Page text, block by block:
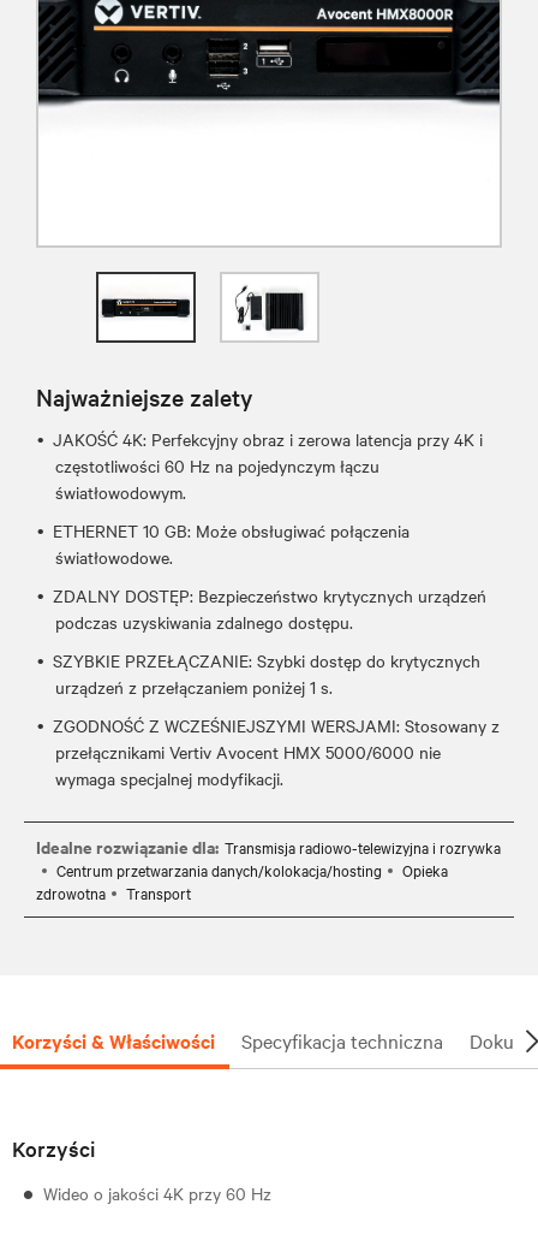
Najważniejsze zalety
JAKOŚĆ 4K: Perfekcyjny obraz i zerowa latencja przy 4K i
częstotliwości 60 Hz na pojedynczym łączu
światłowodowym.
ETHERNET 10 GB: Może obsługiwać połączenia
światłowodowe.
ZDALNY DOSTĘP: Bezpieczeństwo krytycznych urządzeń
podczas uzyskiwania zdalnego dostępu.
SZYBKIE PRZEŁĄCZANIE: Szybki dostęp do krytycznych
urządzeń z przełączaniem poniżej 1 s.
ZGODNOŚĆ Z WCZEŚNIEJSZYMI WERSJAMI: Stosowany z
przełącznikami Vertiv Avocent HMX 5000/6000 nie
wymaga specjalnej modyfikacji.
Idealne rozwiązanie dla: Transmisja radiowo-telewizyjna i rozrywka
Centrum przetwarzania danych/kolokacja/hosting
Opieka
zdrowotna
Transport
Korzyści & Właściwości Specyfikacja techniczna
Korzyści
Wideo o jakości 4K przy 60 Hz